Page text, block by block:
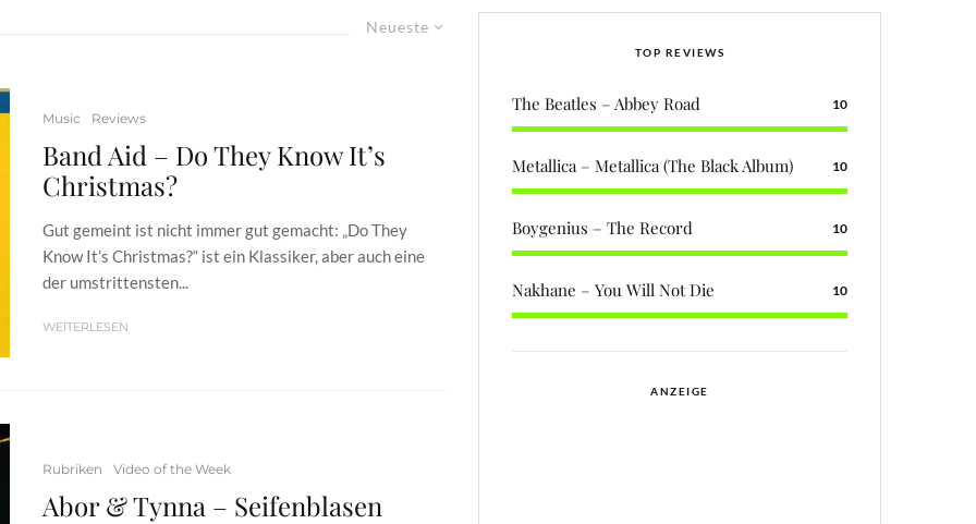
Neueste
Music Reviews
Band Aid – Do They Know It’s
Christmas?
Gut gemeint ist nicht immer gut gemacht: „Do They
Know It’s Christmas?“ ist ein Klassiker, aber auch eine
der umstrittensten...
WEITERLESEN
Rubriken Video of the Week
Abor & Tynna – Seifenblasen
TOP REVIEWS
The Beatles – Abbey Road 10
Metallica – Metallica (The Black Album) 10
Boygenius – The Record 10
Nakhane – You Will Not Die 10
ANZEIGE